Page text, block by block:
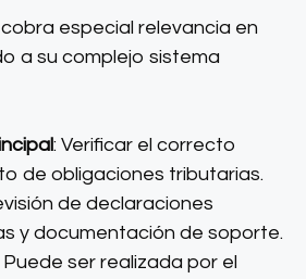
especial relevancia en
a su complejo sistema
: Verificar el correcto
de obligaciones tributarias.
de declaraciones
y documentación de soporte.
Puede ser realizada por el